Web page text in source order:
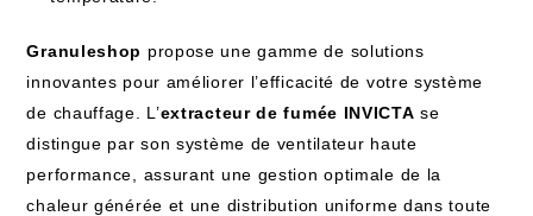
Granuleshop propose une gamme de solutions
innovantes pour améliorer l’efficacité de votre système
de chauffage. L’extracteur de fumée INVICTA se
distingue par son système de ventilateur haute
performance, assurant une gestion optimale de la
chaleur générée et une distribution uniforme dans toute